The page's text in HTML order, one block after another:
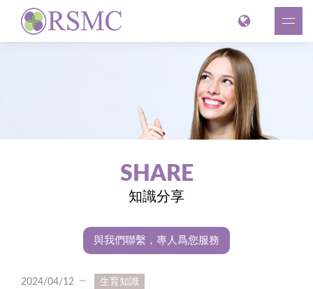
SHARE
知識分享
與我們聯繫，專人爲您服務
2024/04/12 生育知識